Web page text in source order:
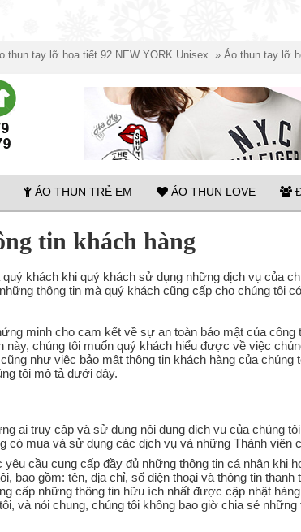
lỡ họa tiết 92 NEW YORK Unisex »Áo thun tay lỡ họa tiết
ÁO THUN TRẺ EM ÁO THUN LOVE
tin khách hàng
khách khi quý khách sử dụng những dịch vụ của
thông tin mà quý khách cũng cấp cho chúng tôi
minh cho cam kết về sự an toàn bảo mật của công
chúng tôi muốn quý khách hiểu được về việc
như việc bảo mật thông tin khách hàng của chúng
tôi mô tả dưới đây.
ai truy cập và sử dụng nội dung dịch vụ của chúng
có mua và sử dụng các dịch vụ và những Thành viên
cầu cung cấp đầy đủ những thông tin cá nhân khi
bao gồm: tên, địa chỉ, số điện thoại và thông tin thanh
cấp những thông tin hữu ích nhất được cập nhật
và nói chung, chúng tôi không bao giờ chia sẻ